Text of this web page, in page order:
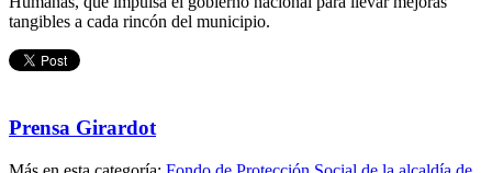
tangibles a cada rincón del municipio.
Prensa Girardot